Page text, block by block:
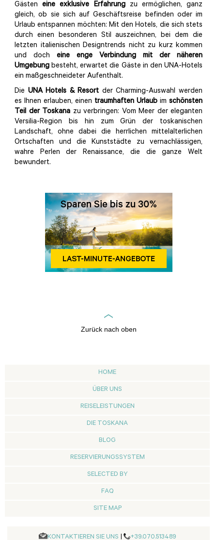
Gästeneine exklusive Erfahrungzu ermöglichen, ganz
gleich, ob sie sich auf Geschäftsreise befinden oder im
Urlaub entspannen möchten: Mit den Hotels, die sich stets
durch einen besonderen Stil auszeichnen, bei dem die
letzten italienischen Designtrends nicht zu kurz kommen
und doch eine enge Verbindung mit der näheren
Umgebung besteht, erwartet die Gäste in den UNA-Hotels
ein maßgeschneideter Aufenthalt.
Die UNA Hotels & Resort der Charming-Auswahl werden
es Ihnen erlauben, einen traumhaften Urlaub im schönsten
Teil der Toskana zu verbringen: Vom Meer der eleganten
Versilia-Region bis hin zum Grün der toskanischen
Landschaft, ohne dabei die herrlichen mittelalterlichen
Ortschaften und die Kunststädte zu vernachlässigen,
wahre Perlen der Renaissance, die die ganze Welt
bewundert.
Zurück nach oben
HOME
ÜBER UNS
REISELEISTUNGEN
DIE TOSKANA
BLOG
RESERVIERUNGSSYSTEM
SELECTED BY
FAQ
SITE MAP
KONTAKTIEREN SIE UNS +39.070.513489